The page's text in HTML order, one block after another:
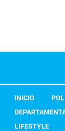
INICIO
LIFESTYLE